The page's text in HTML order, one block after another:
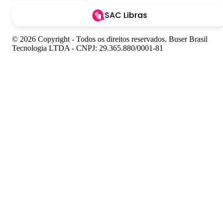
SAC Libras
© 2026 Copyright - Todos os direitos reservados. Buser Brasil
Tecnologia LTDA - CNPJ: 29.365.880/0001-81